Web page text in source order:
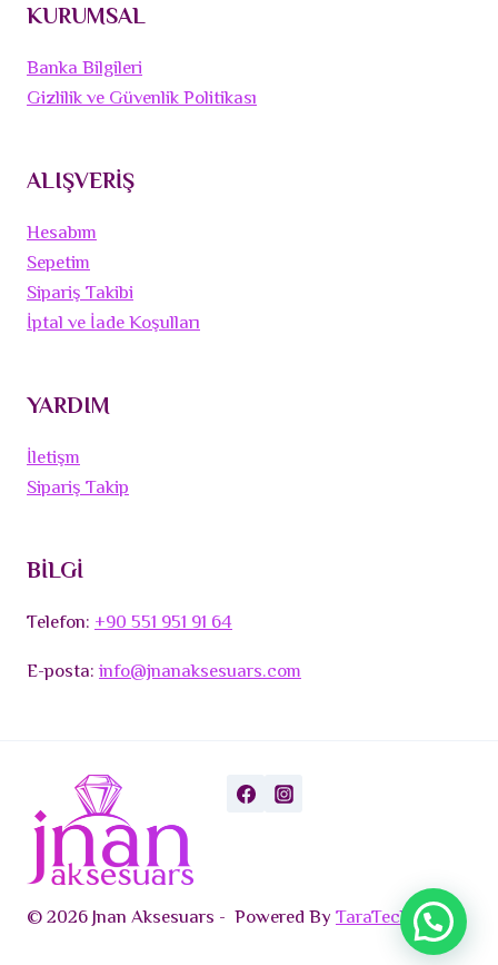
KURUMSAL
Banka Bilgileri
Gizlilik ve Güvenlik Politikası
ALIŞVERİŞ
Hesabım
Sepetim
Sipariş Takibi
İptal ve İade Koşulları
YARDIM
İletişm
Sipariş Takip
BİLGİ
Telefon:+90 551 951 91 64
E-posta:info@jnanaksesuars.com
© 2026 Jnan Aksesuars - Powered ByTaraTech